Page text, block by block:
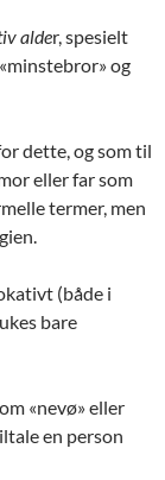
alder, spesielt
og
dette, og som til
eller far som
termer, men
(både i
bare
«nevø» eller
en person